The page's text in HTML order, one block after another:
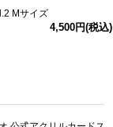
Mサイズ
4,500円(税込)